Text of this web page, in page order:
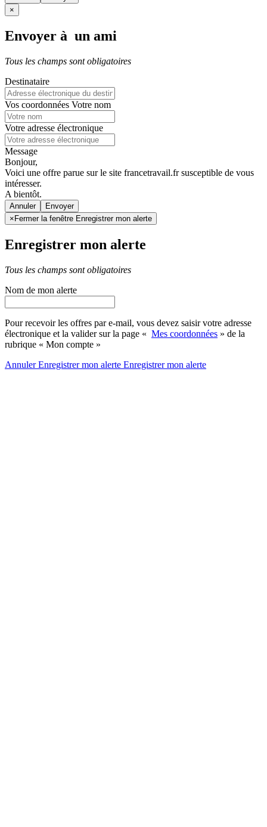
×
Envoyer à un ami
Tous les champs sont obligatoires
Destinataire
Vos coordonnées Votre nom
Votre adresse électronique
Message
Bonjour,
Voici une offre parue sur le site francetravail.fr susceptible de vous
intéresser.
A bientôt.
Annuler
× Fermer la fenêtre Enregistrer mon alerte
Enregistrer mon alerte
Tous les champs sont obligatoires
Nom de mon alerte
Pour recevoir les offres par e-mail, vous devez saisir votre adresse
électronique et la valider sur la page « Mes coordonnées » de la
rubrique « Mon compte »
AnnulerEnregistrer mon alerte Enregistrermon alerte